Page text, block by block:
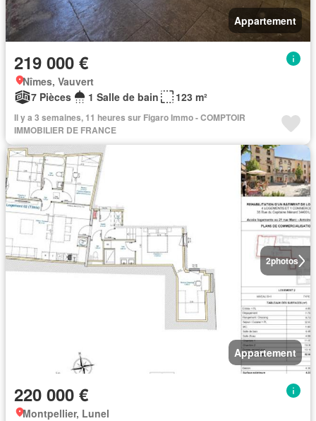
Appartement
219 000 €
Nîmes, Vauvert
7 Pièces
1 Salle de bain 123 m²
Il y a 3 semaines, 11 heures sur Figaro Immo - COMPTOIR
IMMOBILIER DE FRANCE
2photos
Appartement
220 000 €
Montpellier, Lunel